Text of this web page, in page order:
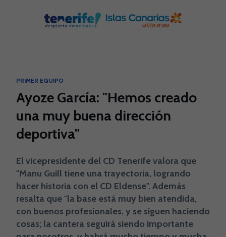
PRIMER EQUIPO
Ayoze García: "Hemos creado
una muy buena dirección
deportiva"
El vicepresidente del CD Tenerife valora que
"Manu Guill tiene una trayectoria, logrando
hacer historia con el CD Eldense". Además
resalta que "la base está muy bien atendida,
con buenos profesionales, y se siguen haciendo
cosas; la cantera seguirá siendo importante